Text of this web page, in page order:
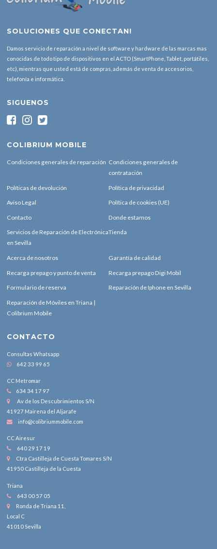
SOLUCIONES QUE CONECTAN!
Damos servicio de reparación a nivel de software y hardware de las marcas mas
conocidas de todo tipo de dispositivos en el ACTO (SmartPhone, Tablet, portátiles,
etc), mientras que usted está de compras, además de venta de accesorios,
telefonía e informática.
SIGUENOS
COLIBRIUM MOBILE
Condiciones generales de reparación Condiciones generales de
contratación
Políticas de devolución Política de privacidad
Aviso Legal Política de cookies (UE)
Contacto Donde estamos
Servicios de Reparación de Electrónica
en Sevilla
Tienda
Acerca de nosotros Garantía de calidad
Recarga prepago y punto de venta Recarga prepago Digi Mobil
Formulario de reserva Reparación de Iphone en Sevilla
Reparación de Móviles en Triana |
Colibrium Mobile
CONTACTO
Consultas Whatsapp
642 33 99 65
CC Metromar
634 34 17 97
Av de los Descubrimientos S/N
41927 Mairena del Aljarafe
info@colibriummobile.com
CC Airesur
640 29 17 19
Ctra Castilleja de Cuesta Tomares S/N
41950 Castilleja de la Cuesta
Triana
643 00 57 05
Ronda de Triana 11,
Local C
41010 Sevilla